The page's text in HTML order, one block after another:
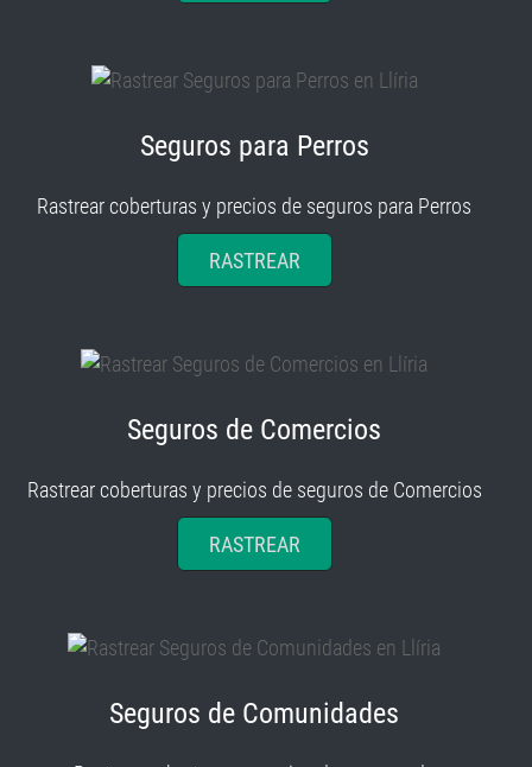
Rastrear coberturas y precios de seguros para Perros
RASTREAR
Rastrear coberturas y precios de seguros de Comercios
RASTREAR
Rastrear coberturas y precios de seguros de